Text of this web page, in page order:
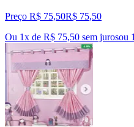
Preço R$ 75,50R$ 75,50
Ou 1x de R$ 75,50 sem jurosou 1